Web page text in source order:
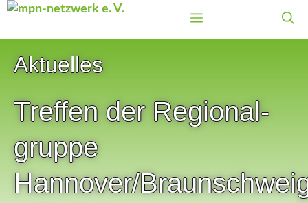
Zum
Menü
Aktuelles
Treffen der Regional­
gruppe
Hannover/